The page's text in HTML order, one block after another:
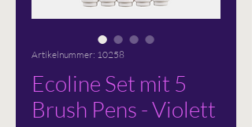
Artikelnummer: 10258
Ecoline Set mit 5
Brush Pens - Violett